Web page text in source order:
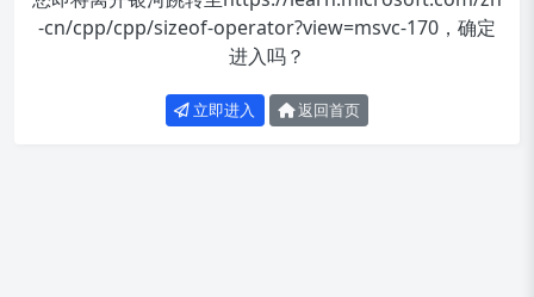
-cn/cpp/cpp/sizeof-operator?view=msvc-170 ，确定
进入吗？
立即进入 返回首页